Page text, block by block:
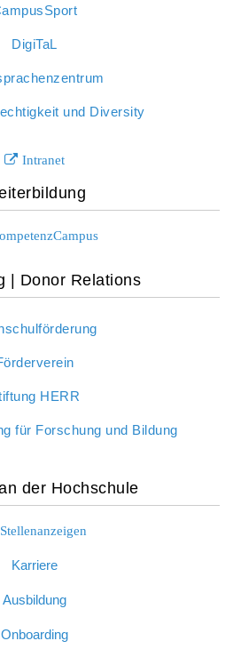
DigiTaL
und Diversity
Intranet
| Donor Relations
HERR
für Forschung und Bildung
der Hochschule
Stellenanzeigen
Karriere
Ausbildung
Onboarding